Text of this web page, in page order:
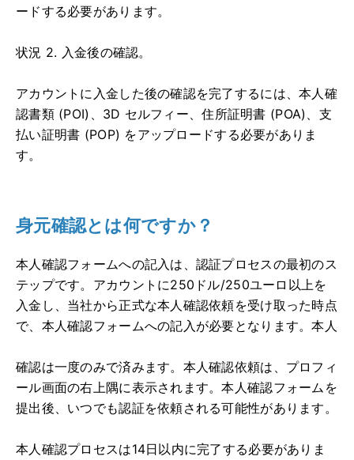
ードする必要があります。
状況 2. 入金後の確認。
アカウントに入金した後の確認を完了するには、本人確
認書類 (POI)、3D セルフィー、住所証明書 (POA)、支
払い証明書 (POP) をアップロードする必要がありま
す。
身元確認とは何ですか？
本人確認フォームへの記入は、認証プロセスの最初のス
テップです。アカウントに250ドル/250ユーロ以上を
入金し、当社から正式な本人確認依頼を受け取った時点
で、本人確認フォームへの記入が必要となります。本人
確認は一度のみで済みます。本人確認依頼は、プロフィ
ール画面の右上隅に表示されます。本人確認フォームを
提出後、いつでも認証を依頼される可能性があります。
本人確認プロセスは14日以内に完了する必要がありま